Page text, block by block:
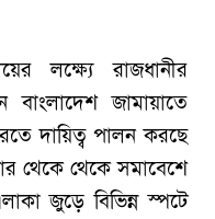
লক্ষ্যে রাজধানীর
বাংলাদেশ জামায়াতে
দায়িত্ব পালন করছে
থেকে থেকে সমাবেশে
জুড়ে বিভিন্ন স্পটে